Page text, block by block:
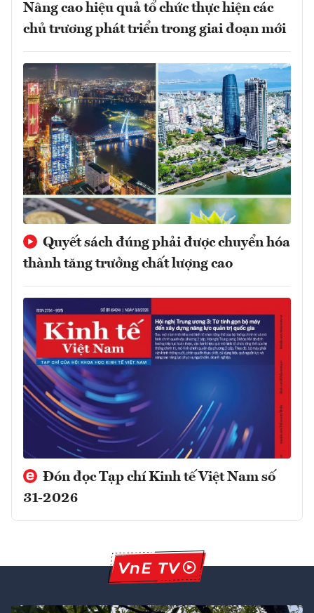
Nâng cao hiệu quả tổ chức thực hiện các
chủ trương phát triển trong giai đoạn mới
Quyết sách đúng phải được chuyển hóa
thành tăng trưởng chất lượng cao
Đón đọc Tạp chí Kinh tế Việt Nam số
31-2026